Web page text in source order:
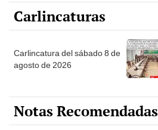
inmigrante
Carlincaturas
Carlincatura del sábado 8 de
agosto de 2026
Notas Recomendadas